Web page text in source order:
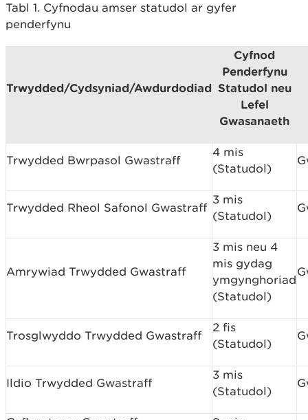
Tabl 1. Cyfnodau amser statudol ar gyfer
penderfynu
Trwydded/Cydsyniad/Awdurdodiad
Cyfnod
Penderfynu
Statudol neu
Lefel
Gwasanaeth
Trwydded Bwrpasol Gwastraff
4 mis
(Statudol)
Trwydded Rheol Safonol Gwastraff
3 mis
(Statudol)
Amrywiad Trwydded Gwastraff
3 mis neu 4
mis gydag
ymgynghoriad
(Statudol)
Trosglwyddo Trwydded Gwastraff
2 fis
(Statudol)
Ildio Trwydded Gwastraff
3 mis
(Statudol)